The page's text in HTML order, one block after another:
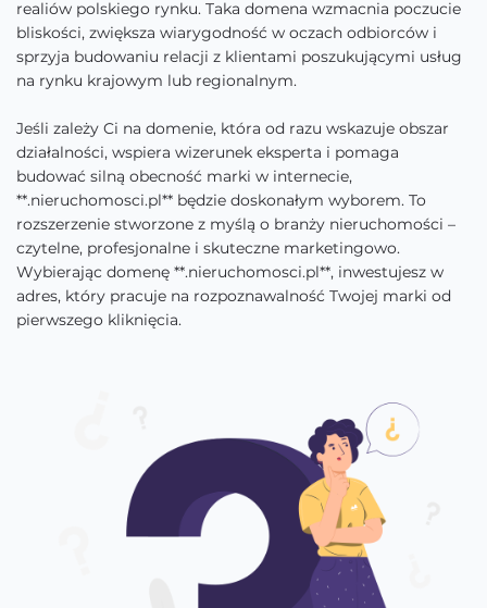
realiów polskiego rynku. Taka domena wzmacnia poczucie
bliskości, zwiększa wiarygodność w oczach odbiorców i
sprzyja budowaniu relacji z klientami poszukującymi usług
na rynku krajowym lub regionalnym.
Jeśli zależy Ci na domenie, która od razu wskazuje obszar
działalności, wspiera wizerunek eksperta i pomaga
budować silną obecność marki w internecie,
**.nieruchomosci.pl** będzie doskonałym wyborem. To
rozszerzenie stworzone z myślą o branży nieruchomości –
czytelne, profesjonalne i skuteczne marketingowo.
Wybierając domenę **.nieruchomosci.pl**, inwestujesz w
adres, który pracuje na rozpoznawalność Twojej marki od
pierwszego kliknięcia.